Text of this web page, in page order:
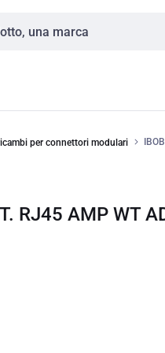
per connettori modulari
RJ45 AMP WT